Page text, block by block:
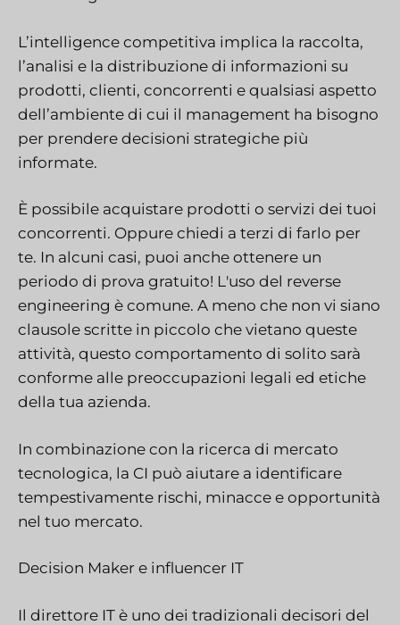
L’intelligence competitiva implica la raccolta,
l’analisi e la distribuzione di informazioni su
prodotti, clienti, concorrenti e qualsiasi aspetto
dell’ambiente di cui il management ha bisogno
per prendere decisioni strategiche più
informate.
È possibile acquistare prodotti o servizi dei tuoi
concorrenti. Oppure chiedi a terzi di farlo per
te. In alcuni casi, puoi anche ottenere un
periodo di prova gratuito! L'uso del reverse
engineering è comune. A meno che non vi siano
clausole scritte in piccolo che vietano queste
attività, questo comportamento di solito sarà
conforme alle preoccupazioni legali ed etiche
della tua azienda.
In combinazione con la ricerca di mercato
tecnologica, la CI può aiutare a identificare
tempestivamente rischi, minacce e opportunità
nel tuo mercato.
Decision Maker e influencer IT
Il direttore IT è uno dei tradizionali decisori del